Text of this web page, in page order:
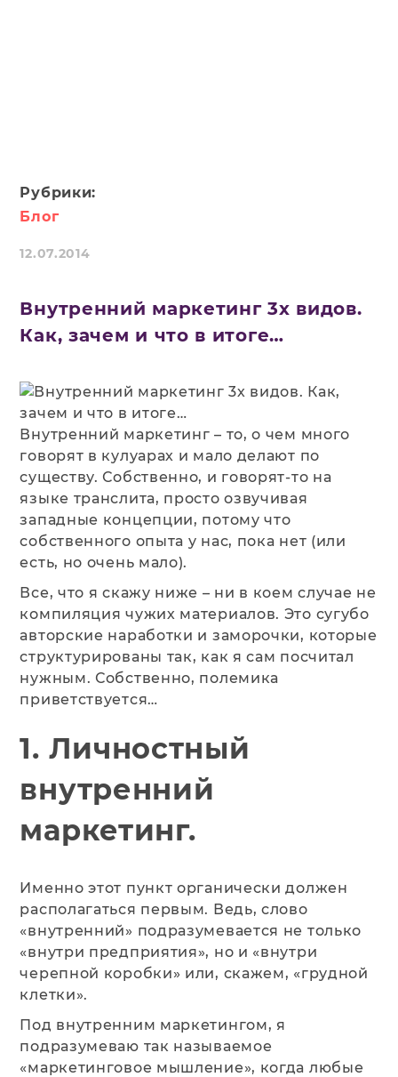
Рубрики:
Блог
12.07.2014
Внутренний маркетинг 3х видов.
Как, зачем и что в итоге…
Внутренний маркетинг – то, о чем много
говорят в кулуарах и мало делают по
существу. Собственно, и говорят-то на
языке транслита, просто озвучивая
западные концепции, потому что
собственного опыта у нас, пока нет (или
есть, но очень мало).
Все, что я скажу ниже – ни в коем случае не
компиляция чужих материалов. Это сугубо
авторские наработки и заморочки, которые
структурированы так, как я сам посчитал
нужным. Собственно, полемика
приветствуется…
1. Личностный
внутренний
маркетинг.
Именно этот пункт органически должен
располагаться первым. Ведь, слово
«внутренний» подразумевается не только
«внутри предприятия», но и «внутри
черепной коробки» или, скажем, «грудной
клетки».
Под внутренним маркетингом, я
подразумеваю так называемое
«маркетинговое мышление», когда любые